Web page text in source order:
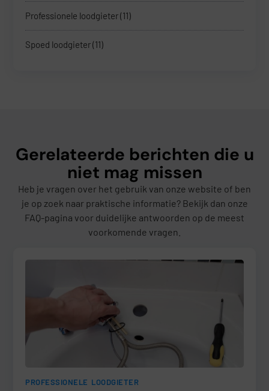
Professionele loodgieter(11)
Spoed loodgieter(11)
Gerelateerde berichten die u
niet mag missen
Heb je vragen over het gebruik van onze website of ben
je op zoek naar praktische informatie? Bekijk dan onze
FAQ-pagina voor duidelijke antwoorden op de meest
voorkomende vragen.
PROFESSIONELE LOODGIETER